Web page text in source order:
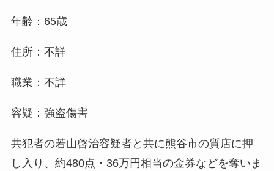
年齢：65歳
住所：不詳
職業：不詳
容疑：強盗傷害
共犯者の若山啓治容疑者と共に熊谷市の質店に押
し入り、約480点・36万円相当の金券などを奪いま